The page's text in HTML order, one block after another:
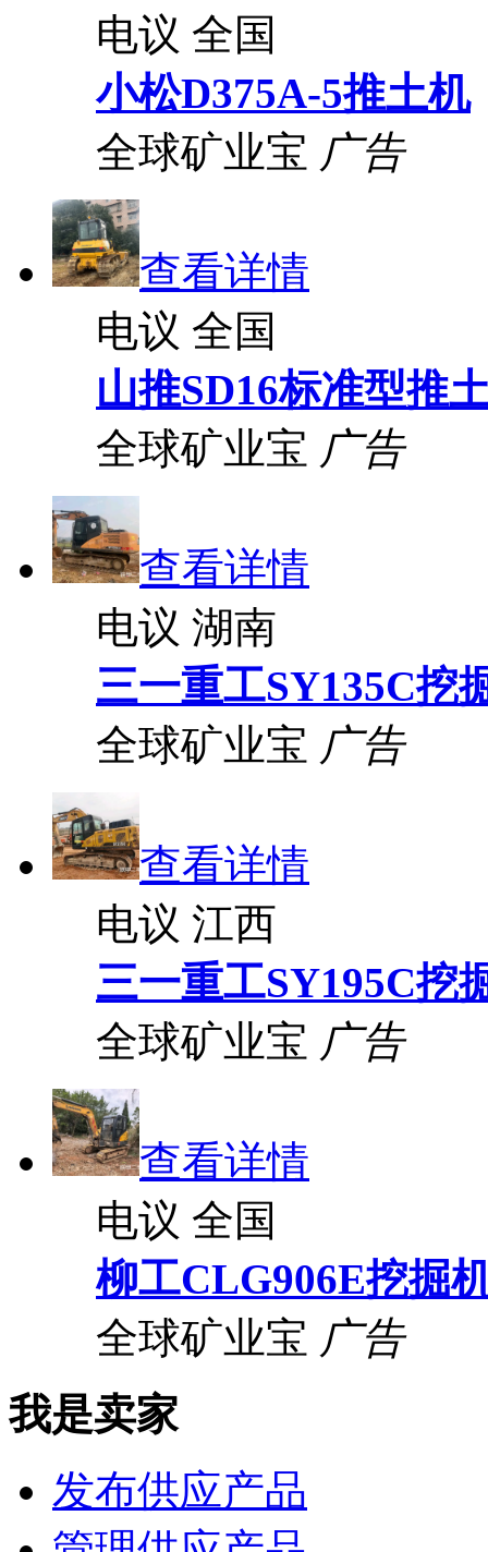
电议 全国
小松D375A-5推土机
全球矿业宝 广告
查看详情
电议 全国
山推SD16标准型推
全球矿业宝 广告
查看详情
电议 湖南
三一重工SY135C挖
全球矿业宝 广告
查看详情
电议 江西
三一重工SY195C挖
全球矿业宝 广告
查看详情
电议 全国
柳工CLG906E挖掘
全球矿业宝 广告
我是卖家
发布供应产品